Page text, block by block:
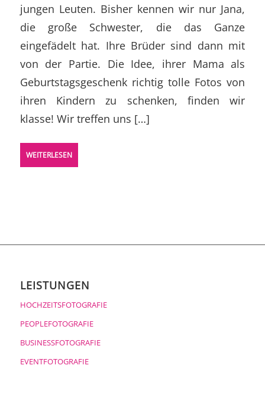
jungen Leuten. Bisher kennen wir nur Jana,
die große Schwester, die das Ganze
eingefädelt hat. Ihre Brüder sind dann mit
von der Partie. Die Idee, ihrer Mama als
Geburtstagsgeschenk richtig tolle Fotos von
ihren Kindern zu schenken, finden wir
klasse! Wir treffen uns […]
WEITERLESEN
LEISTUNGEN
HOCHZEITSFOTOGRAFIE
PEOPLEFOTOGRAFIE
BUSINESSFOTOGRAFIE
EVENTFOTOGRAFIE